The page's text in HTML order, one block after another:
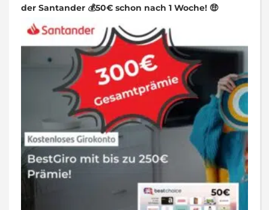
der Santander 💰50€ schon nach 1 Woche! 🤑